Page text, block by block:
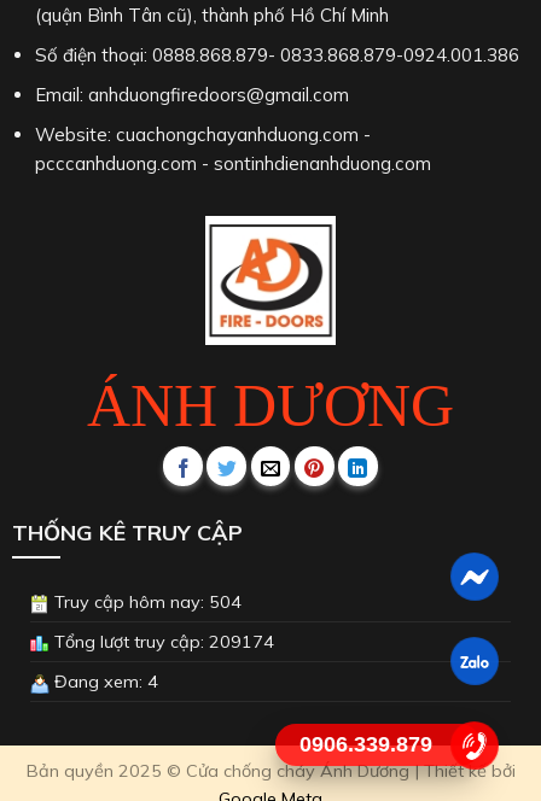
ÁNH DƯƠNG
(quận Bình Tân cũ), thành phố Hồ Chí Minh
Số điện thoại: 0888.868.879- 0833.868.879-0924.001.386
Email: anhduongfiredoors@gmail.com
Website: cuachongchayanhduong.com -
pcccanhduong.com - sontinhdienanhduong.com
THỐNG KÊ TRUY CẬP
Truy cập hôm nay: 504
Tổng lượt truy cập: 209174
Đang xem: 4
Bản quyền 2025 © Cửa chống cháy Ánh Dương | Thiết kế bởi
0906.339.879